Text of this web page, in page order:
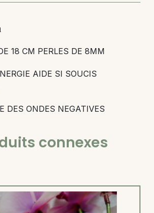
18 CM PERLES DE 8MM
AIDE SI SOUCIS
DES ONDES NEGATIVES
connexes